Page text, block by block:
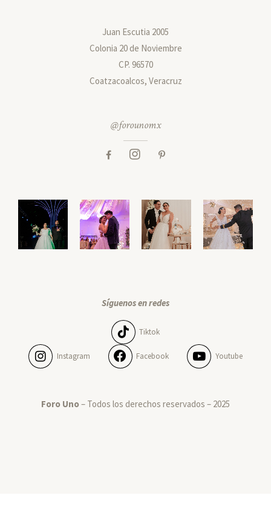
Juan Escutia 2005
Colonia 20 de Noviembre
CP. 96570
Coatzacoalcos, Veracruz
@forounomx
Síguenos en redes
Tiktok
Instagram Facebook Youtube
Foro Uno– Todos los derechos reservados – 2025